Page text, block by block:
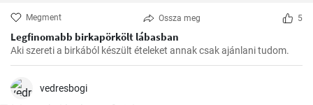
Megment Ossza meg 5
Legfinomabb birkapörkölt lábasban
Aki szereti a birkából készült ételeket annak csak ajánlani tudom.
vedresbogi